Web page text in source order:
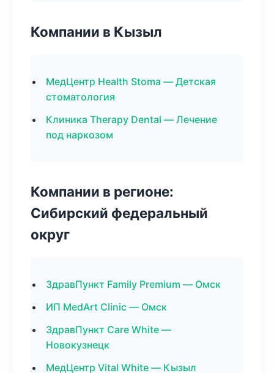
Компании в Кызыл
МедЦентр Health Stoma — Детская
стоматология
Клиника Therapy Dental — Лечение
под наркозом
Компании в регионе:
Сибирский федеральный
округ
ЗдравПункт Family Premium — Омск
ИП MedArt Clinic — Омск
ЗдравПункт Care White —
Новокузнецк
МедЦентр Vital White — Кызыл